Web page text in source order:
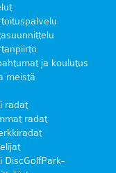
ja koulutus
meistä
radat
radat
DiscGolfPark-